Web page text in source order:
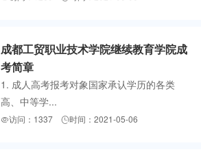
成都工贸职业技术学院继续教育学院成
考简章
1. 成人高考报考对象国家承认学历的各类
高、中等学...
访问：1337 时间：2021-05-06